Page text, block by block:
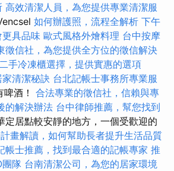
高效清潔人員，為您提供專業清潔服
如何辦護照，流程全解析 下午
具品味 歐式風格外燴料理 台中按摩
徵信社，為您提供全方位的徵信解決
二手冷凍櫃選擇，提供實惠的選項
家清潔秘訣 台北記帳士事務所專業服
酒！ 合法專業的徵信社，信賴與專
的解決辦法 台中律師推薦，幫您找到
定居點較安靜的地方，一個受歡迎的
畫解讀，如何幫助長者提升生活品質
帳士推薦，找到最合適的記帳專家 推
團隊 台南清潔公司，為您的居家環境